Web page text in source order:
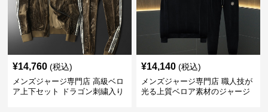
¥14,760 (税込)
メンズジャージ専門店 高級ベロ
ア上下セット ドラゴン刺繍入り
¥14,140 (税込)
メンズジャージ専門店 職人技が
光る上質ベロア素材のジャージ